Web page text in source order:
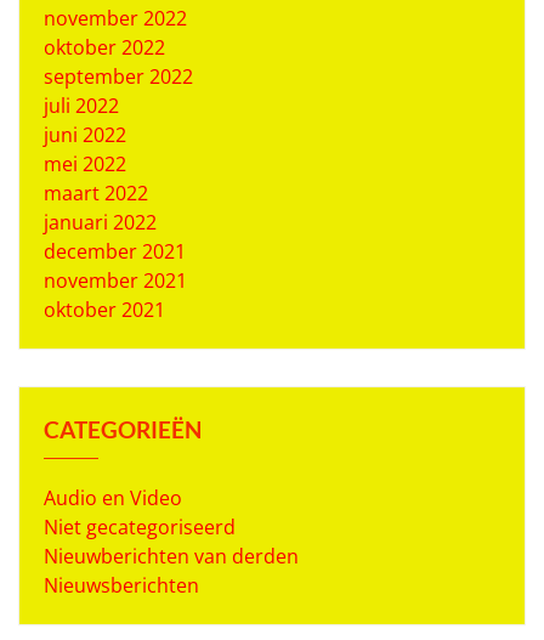
november 2022
oktober 2022
september 2022
juli 2022
juni 2022
mei 2022
maart 2022
januari 2022
december 2021
november 2021
oktober 2021
CATEGORIEËN
Audio en Video
Niet gecategoriseerd
Nieuwberichten van derden
Nieuwsberichten